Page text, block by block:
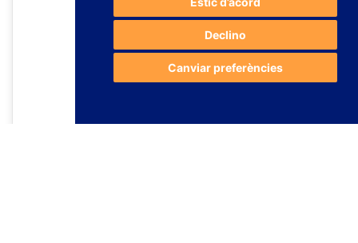
Declino
Canviar preferències